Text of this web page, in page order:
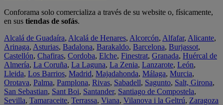
Conforama solo comercializa a través de su website o, físicamente,
en sus tiendas de sofás.
Alcalá de Guadaíra, Alcalá de Henares, Alcorcón, Alfafar, Alicante,
Arinaga, Asturias, Badalona, Barakaldo, Barcelona, Burjassot,
Castellón, Chafiras, Cordoba, Elche, Finestrat, Granada, Huércal de
Almería, La Coruña, La Laguna, La Zenia, Lanzarote, León,
Lleida, Los Barrios, Madrid, Majadahonda, Málaga, Murcia,
Orotava, Palma, Pamplona, Rivas, Sabadell, Sagunto, Salt, Girona,
San Sebastian, Sant Boi, Santander, Santiago de Compostela,
Sevilla, Tamaraceite, Terrassa, Viana, Vilanova i la Geltrú, Zaragoza